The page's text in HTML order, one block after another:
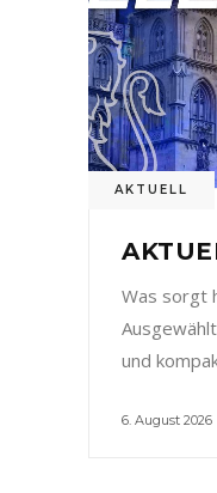
AKTUELL
Was sorgt
und
6. August 2026